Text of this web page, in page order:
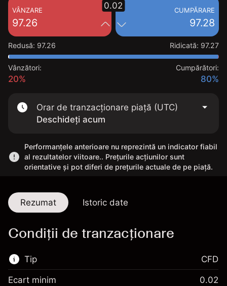
VÂNZARE
97.26
CUMPĂRARE
97.28
0.02
Redusă: 97.26 Ridicată: 97.27
Vânzători:
20%
Cumpărători:
80%
Orar de tranzacționare piață (UTC)
Deschideți acum
Performanțele anterioare nu reprezintă un indicator fiabil
al rezultatelor viitoare.. Prețurile acțiunilor sunt
orientative și pot diferi de prețurile actuale de pe piață.
Rezumat Istoric date
Condiții de tranzacționare
Tip CFD
Ecart minim 0.02